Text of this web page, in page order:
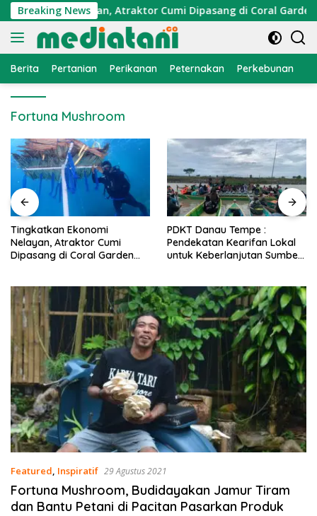
Langsung
ke
konten
Breaking News
Nelayan, Atraktor Cumi Dipasang di Coral Garden
Berita Pertanian Perikanan Peternakan Perkebunan
Fortuna Mushroom
PDKT Danau Tempe :
Pendekatan Kearifan Lokal
untuk Keberlanjutan Sumber
Cara Mengatasi
PMK pada Sapi
Alami dan Medis
Featured, Inspiratif 29 Agustus 2021
Fortuna Mushroom, Budidayakan Jamur Tiram
dan Bantu Petani di Pacitan Pasarkan Produk